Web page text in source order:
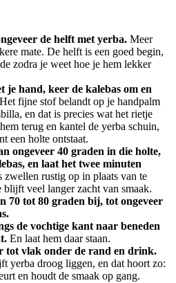
de helft met yerba. Meer
mate. De helft is een goed begin,
zodra je weet hoe je hem lekker
je hand, keer de kalebas om en
Het fijne stof belandt op je handpalm
en dat is precies wat het rietje
terug en kantel de yerba schuin,
een holte ontstaat.
ongeveer 40 graden in die holte,
en laat het twee minuten
zwellen rustig op in plaats van te
blijft veel langer zacht van smaak.
70 tot 80 graden bij, tot ongeveer
de vochtige kant naar beneden
En laat hem daar staan.
tot vlak onder de rand en drink.
yerba droog liggen, en dat hoort zo:
en houdt de smaak op gang.